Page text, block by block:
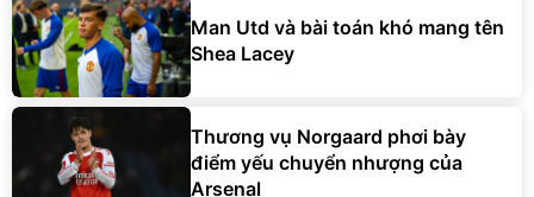
Man Utd và bài toán khó mang tên
Shea Lacey
Thương vụ Norgaard phơi bày
điểm yếu chuyển nhượng của
Arsenal